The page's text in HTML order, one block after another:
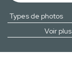
Voir plus